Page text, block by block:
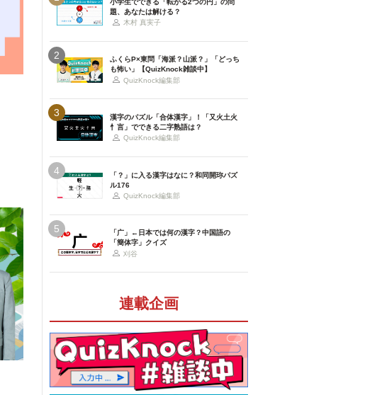
小学生でできる「転がる2つの円」の問
題、あなたは解ける？
木村 真実子
2
ふくらP×東問「海派？山派？」「どっち
も怖い」【QuizKnock雑談中】
QuizKnock編集部
3
漢字のパズル「合体漢字」！「又火土火
忄言」でできる二字熟語は？
QuizKnock編集部
4
「？」に入る漢字はなに？和同開珎パズ
ル176
QuizKnock編集部
5
「广」←日本では何の漢字？中国語の
「簡体字」クイズ
刈谷
連載企画